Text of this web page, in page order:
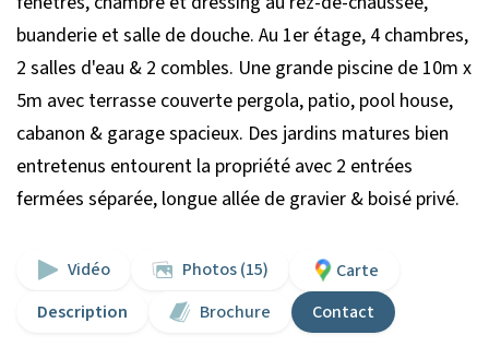
buanderie et salle de douche. Au 1er étage, 4 chambres,
2 salles d'eau & 2 combles. Une grande piscine de 10m x
5m avec terrasse couverte pergola, patio, pool house,
cabanon & garage spacieux. Des jardins matures bien
entretenus entourent la propriété avec 2 entrées
fermées séparée, longue allée de gravier & boisé privé.
Vidéo Photos (15)
Carte
Description
Brochure Contact